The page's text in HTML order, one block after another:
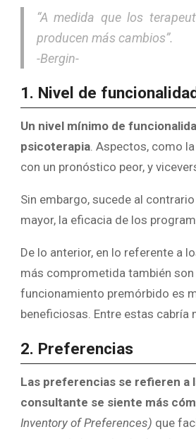
“A medida que los
producen más cambios”.
-Bergin-
1. Nivel de
Un nivel mínimo de
psicoterapia . Aspectos, como
con un pronóstico peor, y
Sin embargo, sucede al
mayor, la eficacia de los
De lo anterior, en lo referente a
más comprometida también
funcionamiento premórbido es
beneficiosas. Entre estas
2. Preferencias
Las preferencias se refieren a
consultante se siente más
Inventory of Preferences) que